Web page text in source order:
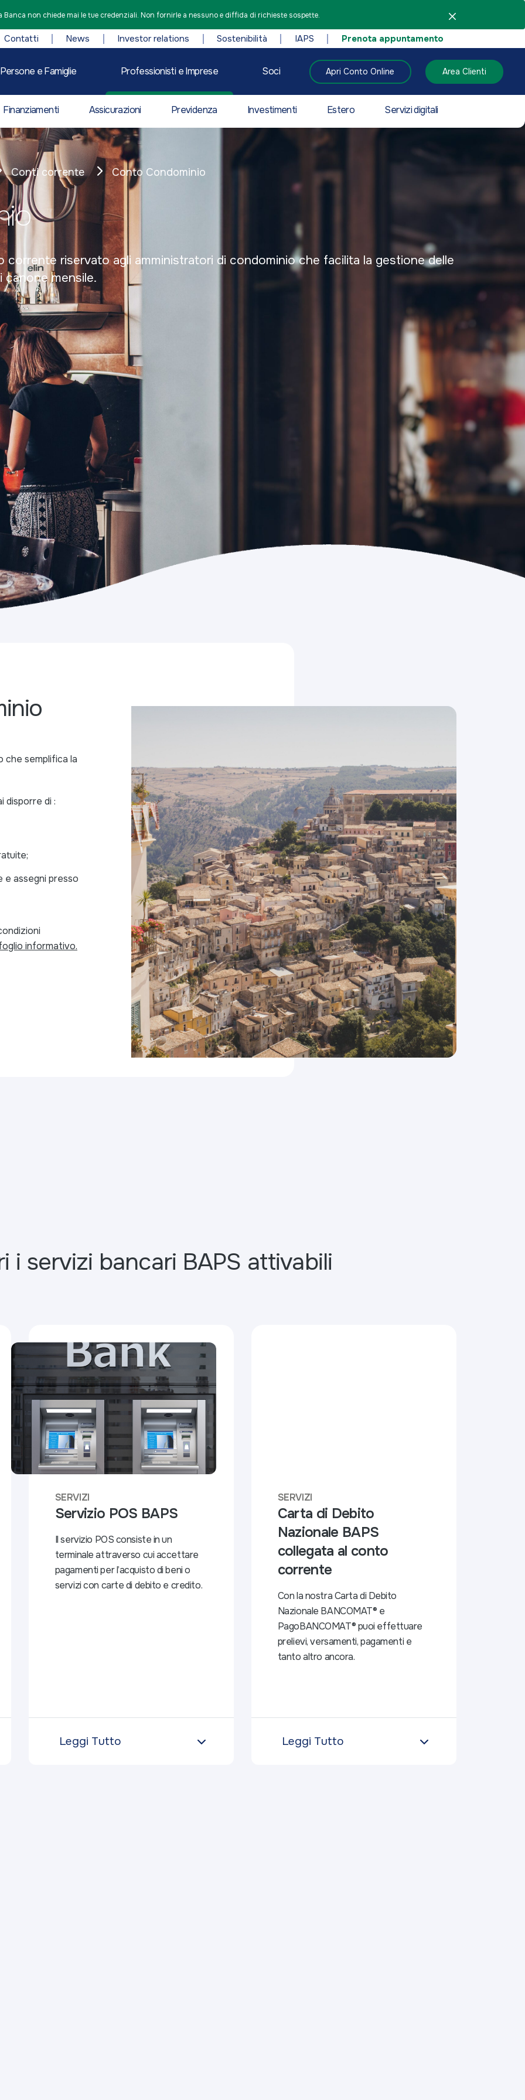
non chiede mai le tue credenziali. Non fornirle a nessuno e diffida di richieste sospette.
Contatti News Investor relations Sostenibilità IAPS Prenota appuntamento
Persone e Famiglie Professionisti e Imprese Soci Apri Conto Online Area Clienti
Finanziamenti Assicurazioni Previdenza Investimenti Estero Servizi digitali
Conti corrente Conto Condominio
riservato agli amministratori di condominio che facilita la gestione delle
mensile.
che semplifica la
disporre di :
e assegni presso
informativo.
i servizi bancari BAPS attivabili
SERVIZI
Servizio POS BAPS
Il servizio POS consiste in un
terminale attraverso cui accettare
pagamenti per l’acquisto di beni o
servizi con carte di debito e credito.
Leggi Tutto
SERVIZI
Carta di Debito
Nazionale BAPS
collegata al conto
corrente
Con la nostra Carta di Debito
Nazionale BANCOMAT® e
PagoBANCOMAT® puoi effettuare
prelievi, versamenti, pagamenti e
tanto altro ancora.
Leggi Tutto